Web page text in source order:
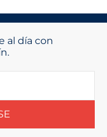
al día con